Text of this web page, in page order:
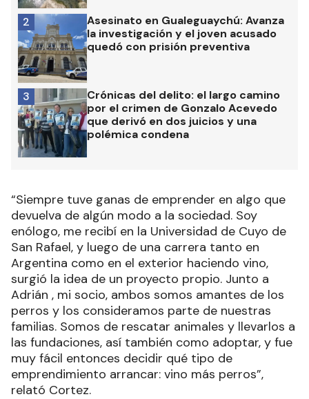
Asesinato en Gualeguaychú: Avanza
la investigación y el joven acusado
quedó con prisión preventiva
2
Crónicas del delito: el largo camino
por el crimen de Gonzalo Acevedo
que derivó en dos juicios y una
polémica condena
3
“Siempre tuve ganas de emprender en algo que
devuelva de algún modo a la sociedad. Soy
enólogo, me recibí en la Universidad de Cuyo de
San Rafael, y luego de una carrera tanto en
Argentina como en el exterior haciendo vino,
surgió la idea de un proyecto propio. Junto a
Adrián , mi socio, ambos somos amantes de los
perros y los consideramos parte de nuestras
familias. Somos de rescatar animales y llevarlos a
las fundaciones, así también como adoptar, y fue
muy fácil entonces decidir qué tipo de
emprendimiento arrancar: vino más perros”,
relató Cortez.